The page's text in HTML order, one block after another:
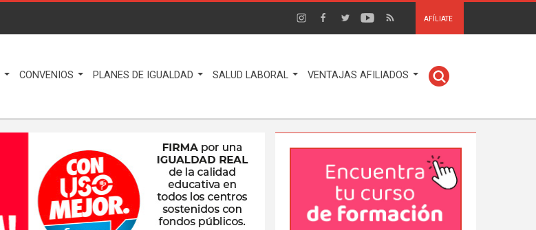
AFÍLIATE
CONVENIOS PLANES DE IGUALDAD SALUD LABORAL VENTAJAS AFILIADOS